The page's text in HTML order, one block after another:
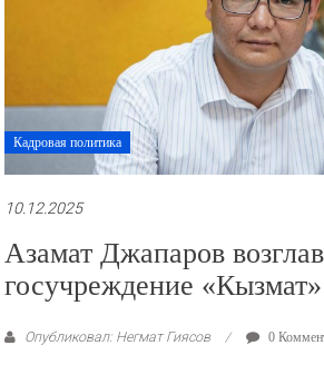
Кадровая политика
10.12.2025
Азамат Джапаров
госучреждение «Кызмат»
Опубликовал: Негмат Гиясов 0